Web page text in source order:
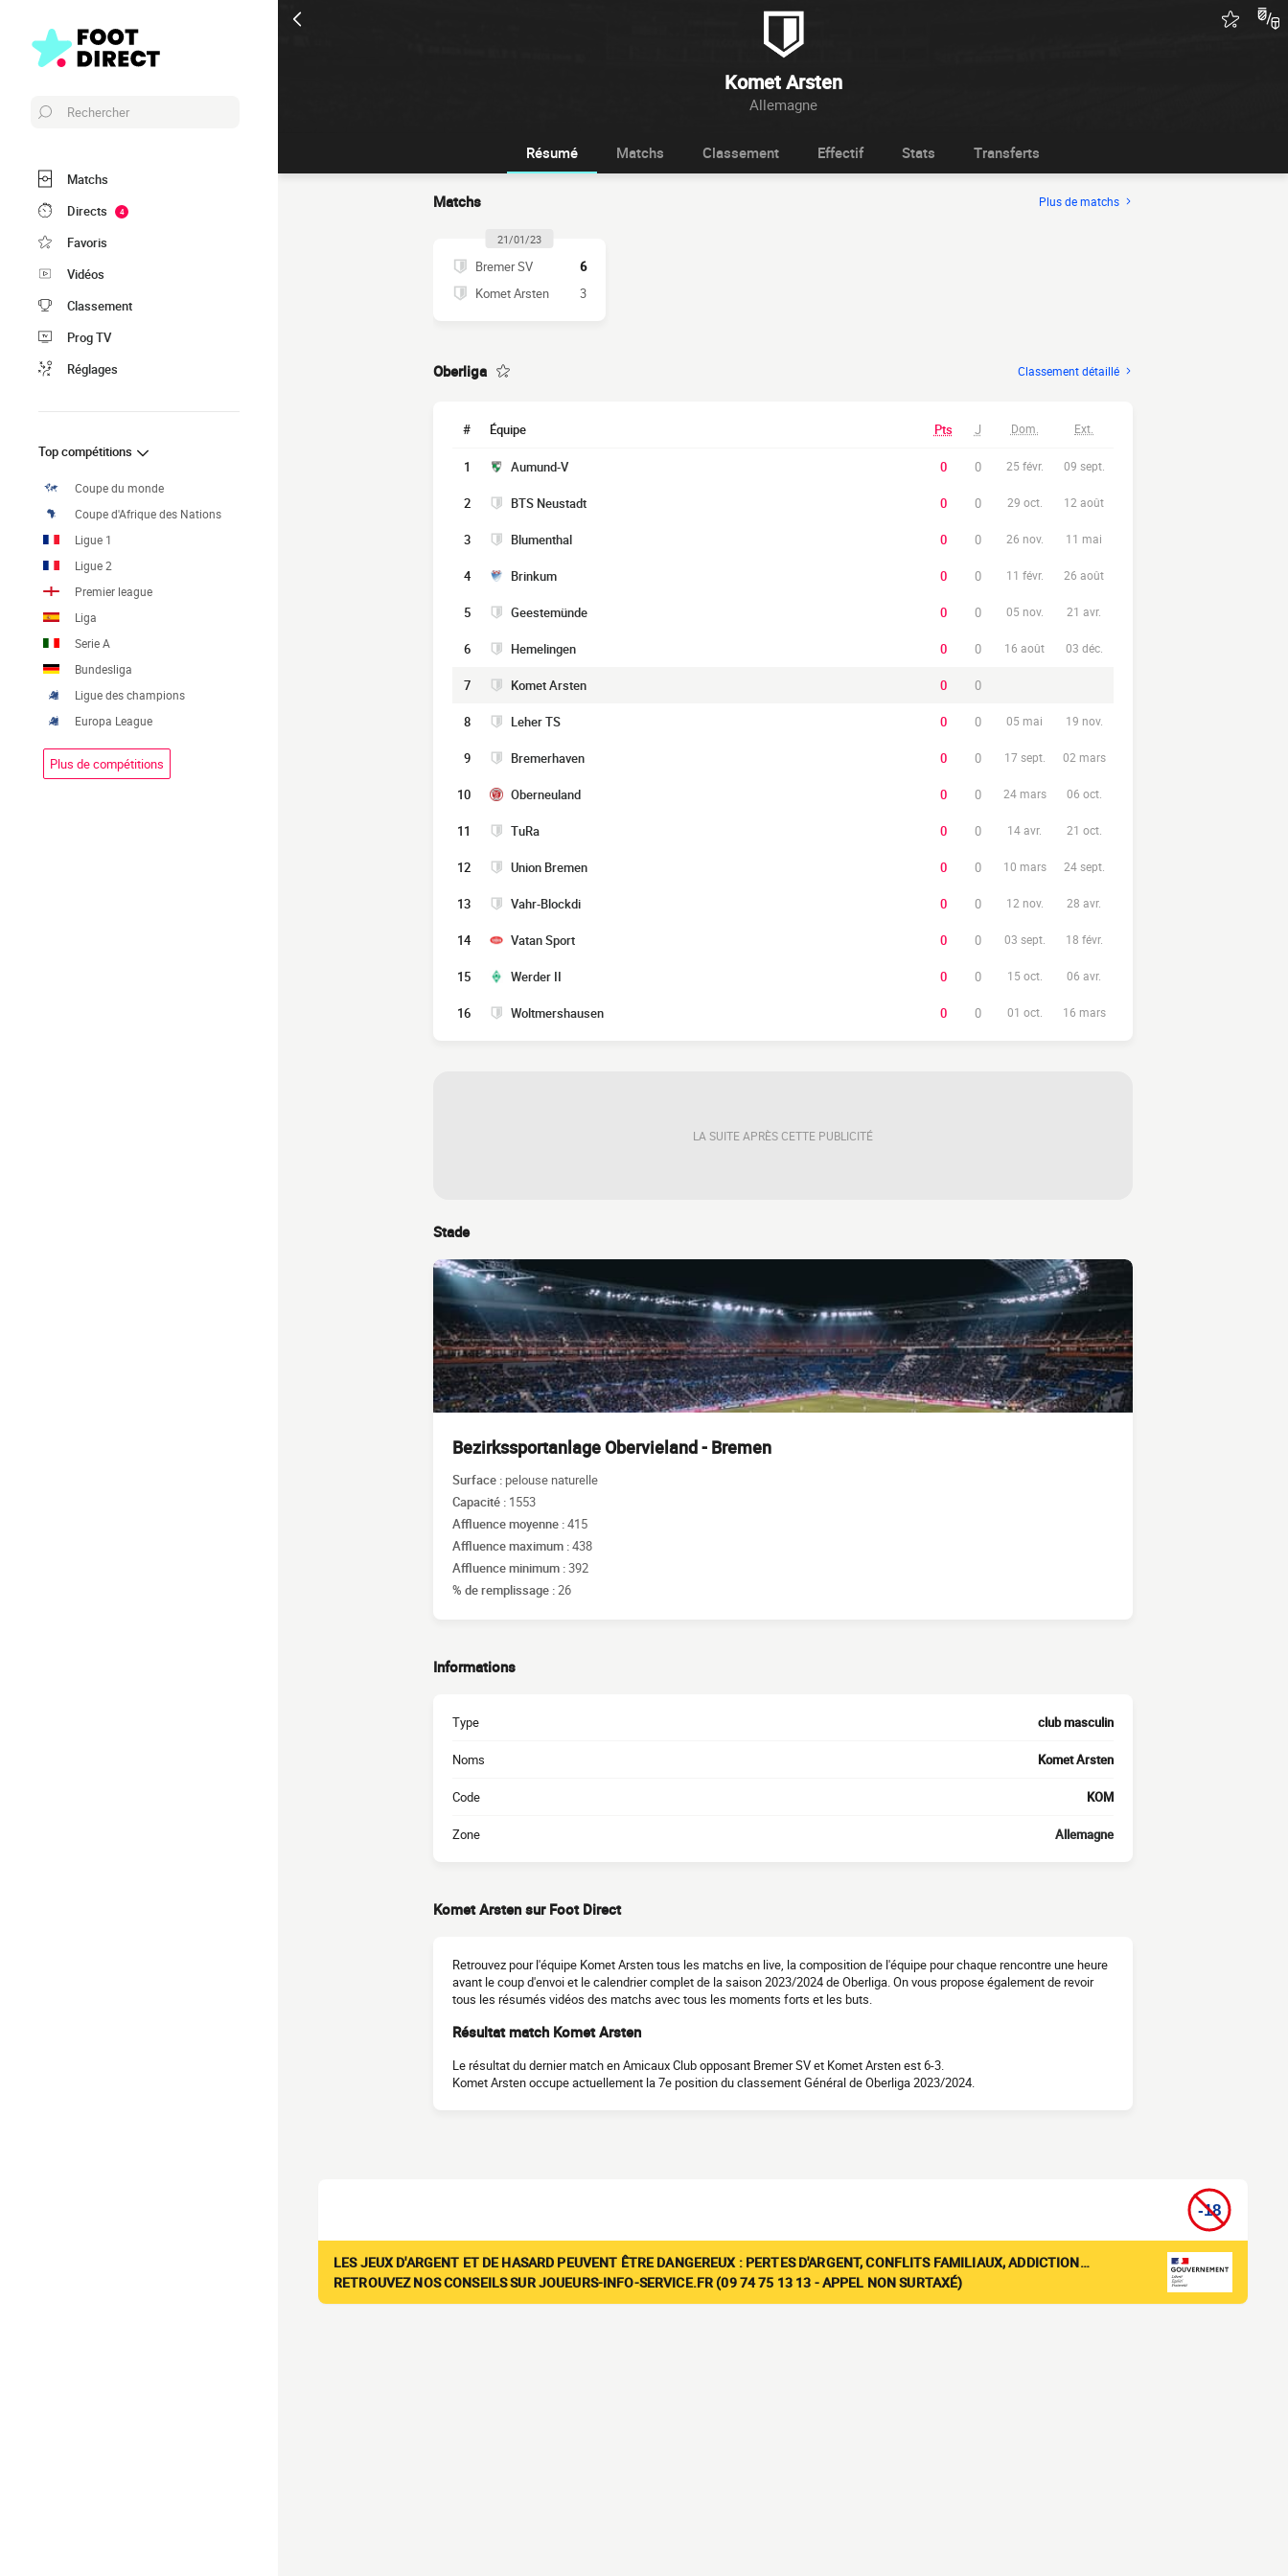
Komet Arsten
Allemagne
Rechercher
Matchs
Directs
4
Favoris
Vidéos
Classement
Prog TV
Réglages
Top compétitions
Coupe du monde
Coupe d'Afrique des Nations
Ligue 1
Ligue 2
Premier league
Liga
Serie A
Bundesliga
Ligue des champions
Europa League
Plus de compétitions
Résumé Matchs Classement Effectif Stats Transferts
Matchs Plus de matchs
21/01/23
Bremer SV
6
Komet Arsten
3
Oberliga Classement détaillé
# Équipe Pts J Dom. Ext.
1 Aumund-V 0 0 25 févr. 09 sept.
2 BTS Neustadt 0 0 29 oct. 12 août
3 Blumenthal 0 0 26 nov. 11 mai
4 Brinkum 0 0 11 févr. 26 août
5 Geestemünde 0 0 05 nov. 21 avr.
6 Hemelingen 0 0 16 août 03 déc.
7 Komet Arsten 0 0
8 Leher TS 0 0 05 mai 19 nov.
9 Bremerhaven 0 0 17 sept. 02 mars
10 Oberneuland 0 0 24 mars 06 oct.
11 TuRa 0 0 14 avr. 21 oct.
12 Union Bremen 0 0 10 mars 24 sept.
13 Vahr-Blockdi 0 0 12 nov. 28 avr.
14 Vatan Sport 0 0 03 sept. 18 févr.
15 Werder II 0 0 15 oct. 06 avr.
16 Woltmershausen 0 0 01 oct. 16 mars
LA SUITE APRÈS CETTE PUBLICITÉ
Stade
Bezirkssportanlage Obervieland - Bremen
Surface : pelouse naturelle
Capacité : 1553
Affluence moyenne :415
Affluence maximum :438
Affluence minimum :392
% de remplissage :26
Informations
Type club masculin
Noms Komet Arsten
Code KOM
Zone Allemagne
Komet Arsten sur Foot Direct
Retrouvez pour l'équipe Komet Arsten tous les matchs en live, la composition de l'équipe pour chaque rencontre une heure
avant le coup d'envoi et le calendrier complet de la saison 2023/2024 de Oberliga. On vous propose également de revoir
tous les résumés vidéos des matchs avec tous les moments forts et les buts.
Résultat match Komet Arsten
Le résultat du dernier match en Amicaux Club opposant Bremer SV et Komet Arsten est 6-3.
Komet Arsten occupe actuellement la 7e position du classement Général de Oberliga 2023/2024.
LES JEUX D'ARGENT ET DE HASARD PEUVENT ÊTRE DANGEREUX : PERTES D'ARGENT, CONFLITS FAMILIAUX, ADDICTION…
RETROUVEZ NOS CONSEILS SUR JOUEURS-INFO-SERVICE.FR (09 74 75 13 13 - APPEL NON SURTAXÉ)